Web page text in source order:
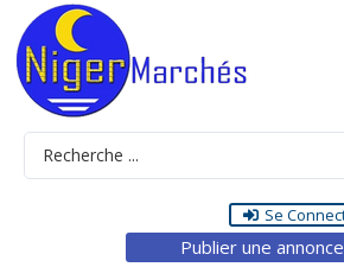
Se
Publier une annonce